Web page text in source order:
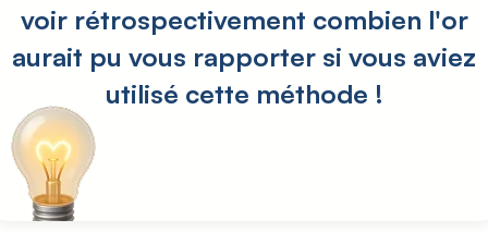
voir rétrospectivement combien l'or
aurait pu vous rapporter si vous aviez
utilisé cette méthode !